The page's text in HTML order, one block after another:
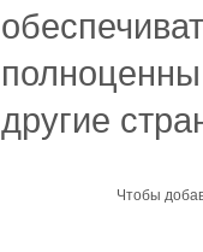
другие
Чтобы